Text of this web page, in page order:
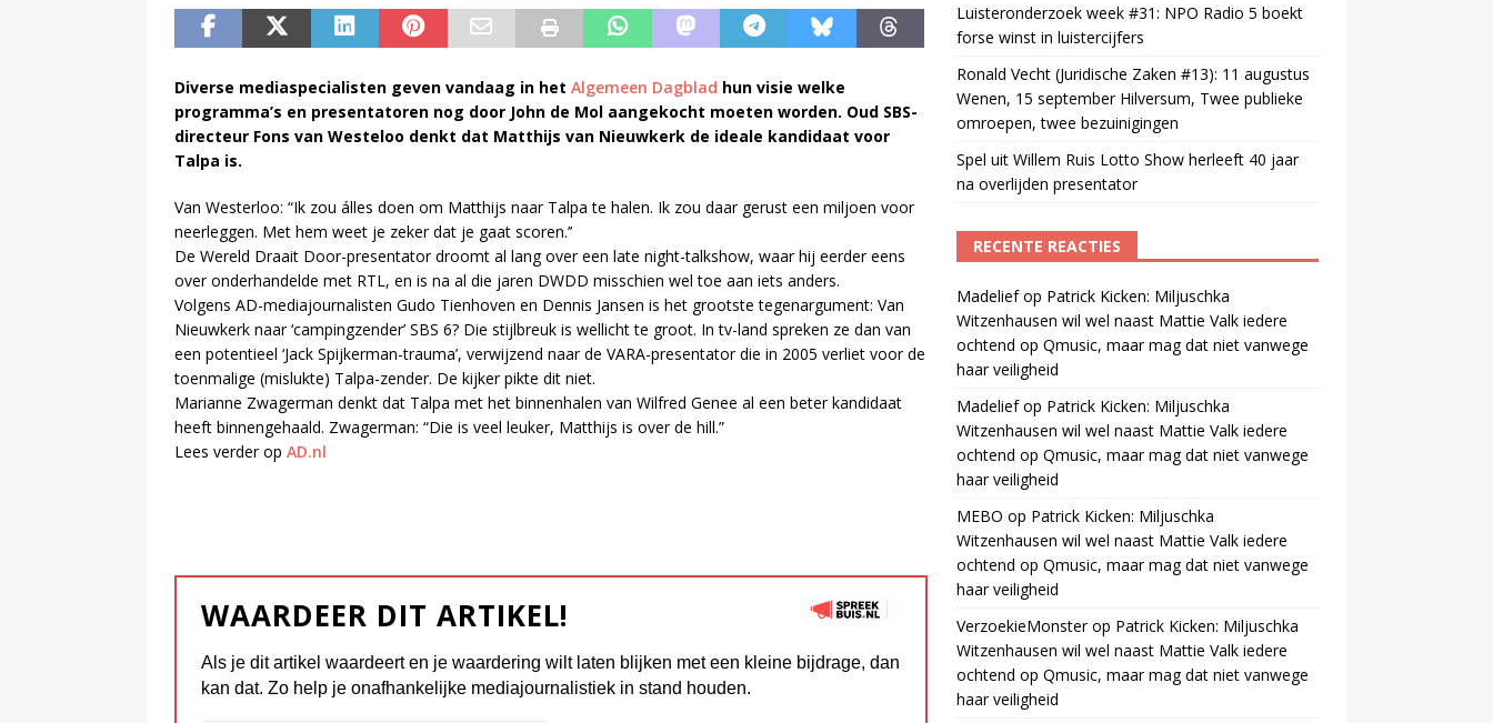
Diverse mediaspecialisten geven vandaag in het Algemeen Dagblad hun visie welke
programma’s en presentatoren nog door John de Mol aangekocht moeten worden. Oud SBS-
directeur Fons van Westeloo denkt dat Matthijs van Nieuwkerk de ideale kandidaat voor
Talpa is.
Van Westerloo: “Ik zou álles doen om Matthijs naar Talpa te halen. Ik zou daar gerust een miljoen voor
neerleggen. Met hem weet je zeker dat je gaat scoren.’’
De Wereld Draait Door-presentator droomt al lang over een late night-talkshow, waar hij eerder eens
over onderhandelde met RTL, en is na al die jaren DWDD misschien wel toe aan iets anders.
Volgens AD-mediajournalisten Gudo Tienhoven en Dennis Jansen is het grootste tegenargument: Van
Nieuwkerk naar ‘campingzender’ SBS 6? Die stijlbreuk is wellicht te groot. In tv-land spreken ze dan van
een potentieel ‘Jack Spijkerman-trauma’, verwijzend naar de VARA-presentator die in 2005 verliet voor de
toenmalige (mislukte) Talpa-zender. De kijker pikte dit niet.
Marianne Zwagerman denkt dat Talpa met het binnenhalen van Wilfred Genee al een beter kandidaat
heeft binnengehaald. Zwagerman: “Die is veel leuker, Matthijs is over de hill.”
Lees verder op AD.nl
WAARDEER DIT ARTIKEL!
Als je dit artikel waardeert en je waardering wilt laten blijken met een kleine bijdrage, dan
kan dat. Zo help je onafhankelijke mediajournalistiek in stand houden.
Luisteronderzoek week #31: NPO Radio 5 boekt
forse winst in luistercijfers
Ronald Vecht (Juridische Zaken #13): 11 augustus
Wenen, 15 september Hilversum, Twee publieke
omroepen, twee bezuinigingen
Spel uit Willem Ruis Lotto Show herleeft 40 jaar
na overlijden presentator
RECENTE REACTIES
Madeliefop Patrick Kicken: Miljuschka
Witzenhausen wil wel naast Mattie Valk iedere
ochtend op Qmusic, maar mag dat niet vanwege
haar veiligheid
Madeliefop Patrick Kicken: Miljuschka
Witzenhausen wil wel naast Mattie Valk iedere
ochtend op Qmusic, maar mag dat niet vanwege
haar veiligheid
MEBO op Patrick Kicken: Miljuschka
Witzenhausen wil wel naast Mattie Valk iedere
ochtend op Qmusic, maar mag dat niet vanwege
haar veiligheid
VerzoekieMonsterop Patrick Kicken: Miljuschka
Witzenhausen wil wel naast Mattie Valk iedere
ochtend op Qmusic, maar mag dat niet vanwege
haar veiligheid